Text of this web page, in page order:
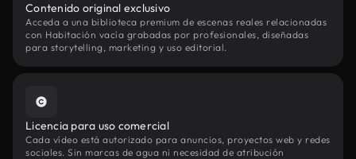
Contenido original exclusivo
Acceda a una biblioteca premium de escenas reales relacionadas
con Habitación vacía grabadas por profesionales, diseñadas
para storytelling, marketing y uso editorial.
Licencia para uso comercial
Cada vídeo está autorizado para anuncios, proyectos web y redes
sociales. Sin marcas de agua ni necesidad de atribución